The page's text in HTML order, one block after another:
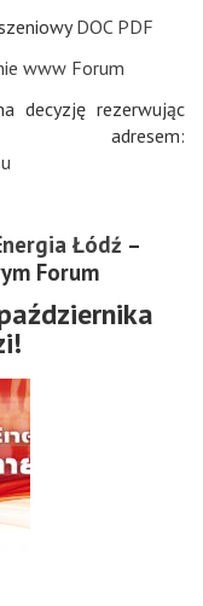
DOC PDF
www Forum
decyzję rezerwując
Łódź –
Forum